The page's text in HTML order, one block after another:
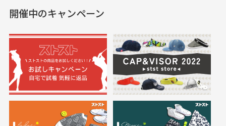
満足です。
30代女性 30代女性
送料はいくらかかりますか？
何点ご購入頂いた場合も全国一律で800円とさせて頂
いております。(1配送先につき)
また5,000円(税込)以上お買い物をして頂けた場合は送
※必ず１つのショッピングカートに複数商品を入れて
ご注文下さいませ。
実寸サイズについて
一点一点手作業で計測しておりますので、若干の誤
差が生じる場合がございます。
においについて
ユーズド商品の特性故、メンテンスを行っておりま
開催中のキャンペーン